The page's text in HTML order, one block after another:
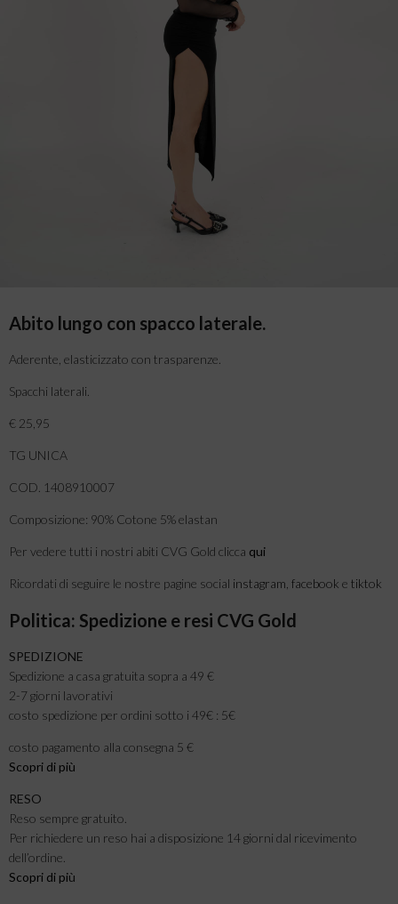
Abito lungo con spacco laterale.
Aderente, elasticizzato con trasparenze.
Spacchi laterali.
€ 25,95
TG UNICA
COD. 1408910007
Composizione: 90% Cotone 5% elastan
Per vedere tutti i nostri abiti CVG Gold clicca qui
Ricordati di seguire le nostre pagine social instagram facebook e tiktok
Politica: Spedizione e resi CVG Gold
SPEDIZIONE
Spedizione a casa gratuita sopra a 49 €
2-7 giorni lavorativi
costo spedizione per ordini sotto i 49€ : 5€
costo pagamento alla consegna 5 €
Scopri di più
RESO
Reso sempre gratuito.
Per richiedere un reso hai a disposizione 14 giorni dal ricevimento
dell’ordine.
Scopri di più